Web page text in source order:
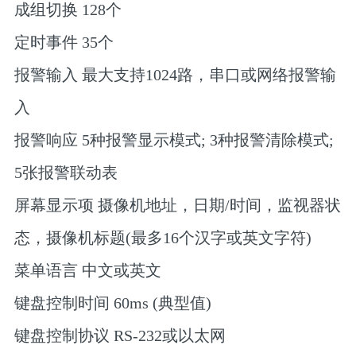
成组切换 128个
定时事件 35个
报警输入 最大支持1024路，串口或网络报警输
入
报警响应 5种报警显示模式; 3种报警清除模式;
5张报警联动表
屏幕显示项 摄像机地址，日期/时间，监视器状
态，摄像机标题(最多16个汉字或英文字符)
菜单语言 中文或英文
键盘控制时间 60ms (典型值)
键盘控制协议 RS-232或以太网